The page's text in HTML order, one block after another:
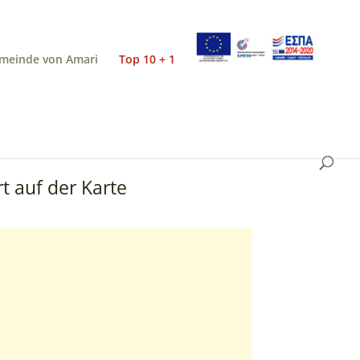
von Amari Top 10 + 1
auf der Karte